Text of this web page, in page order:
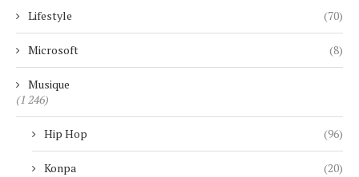
Lifestyle (70)
Microsoft (8)
Musique
(1 246)
Hip Hop (96)
Konpa (20)